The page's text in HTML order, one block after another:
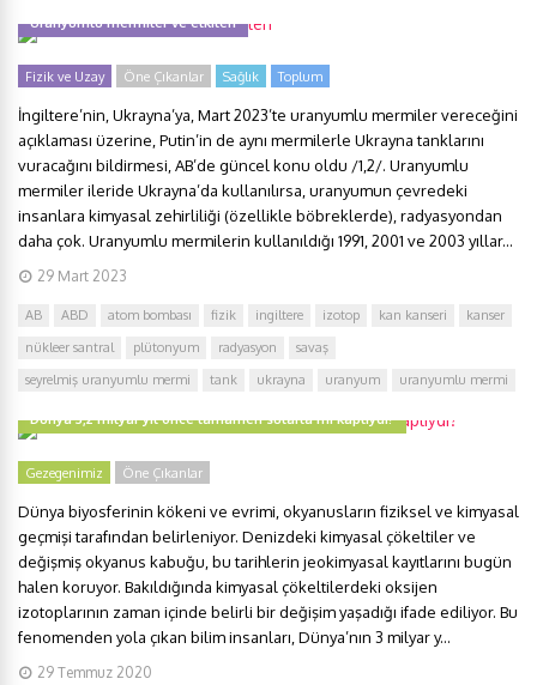
Uranyumlu mermiler ve etkileri
Fizik ve Uzay Öne Çıkanlar Sağlık Toplum
İngiltere’nin, Ukrayna’ya, Mart 2023’te uranyumlu mermiler vereceğini
açıklaması üzerine, Putin’in de aynı mermilerle Ukrayna tanklarını
vuracağını bildirmesi, AB’de güncel konu oldu /1,2/. Uranyumlu
mermiler ileride Ukrayna’da kullanılırsa, uranyumun çevredeki
insanlara kimyasal zehirliliği (özellikle böbreklerde), radyasyondan
daha çok. Uranyumlu mermilerin kullanıldığı 1991, 2001 ve 2003 yıllar...
29 Mart 2023
AB ABD atom bombası fizik ingiltere izotop kan kanseri
kanser
nükleer santral
plütonyum radyasyon
savaş
seyrelmiş uranyumlu mermi
tank ukrayna uranyum uranyumlu mermi
Dünya 3,2 milyar yıl önce tamamen sularla mı kaplıydı?
Gezegenimiz Öne Çıkanlar
Dünya biyosferinin kökeni ve evrimi, okyanusların fiziksel ve kimyasal
geçmişi tarafından belirleniyor. Denizdeki kimyasal çökeltiler ve
değişmiş okyanus kabuğu, bu tarihlerin jeokimyasal kayıtlarını bugün
halen koruyor. Bakıldığında kimyasal çökeltilerdeki oksijen
izotoplarının zaman içinde belirli bir değişim yaşadığı ifade ediliyor. Bu
fenomenden yola çıkan bilim insanları, Dünya’nın 3 milyar y...
29 Temmuz 2020